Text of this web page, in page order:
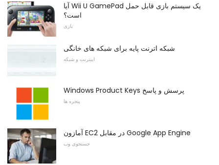
آیا Wii U GamePad یک سیستم بازی قابل حمل
است؟
بازی
شبکه اترنت پایه برای شبکه های خانگی
اینترنت و شبکه
Windows Product Keys پرسش و پاسخ
پنجره ها
آمازون EC2 در مقابل Google App Engine
جستجوی وب